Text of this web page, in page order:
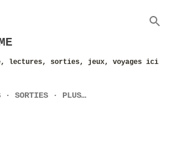
lectures, sorties, jeux, voyages ici
SORTIES PLUS…